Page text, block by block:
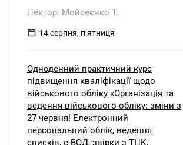
Лектор: Мойсеєнко Т.
14 серпня, пʼятниця
Одноденний практичний курс
підвищення кваліфікації щодо
військового обліку «Організація та
ведення військового обліку: зміни з
27 червня! Електронний
персональний облік, ведення
списків, е-ВОД, звірки з ТЦК,